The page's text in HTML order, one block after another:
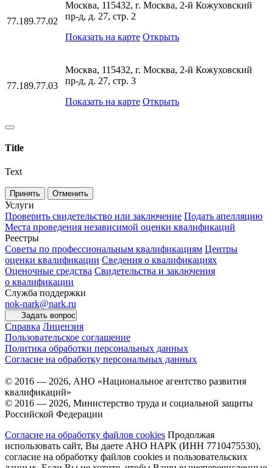
77.189.77.02
Москва, 115432, г. Москва, 2-й Кожуховский
пр-д, д. 27, стр. 2
Показать на карте Открыть
77.189.77.03
Москва, 115432, г. Москва, 2-й Кожуховский
пр-д, д. 27, стр. 3
Показать на карте Открыть
Title
Text
Принять Отменить
Услуги
Проверить свидетельство или заключение Подать апелляцию
Места проведения независимой оценки квалификаций
Реестры
Советы по профессиональным квалификациям Центры
оценки квалификации Сведения о квалификациях
Оценочные средства Свидетельства и заключения
о квалификации
Служба поддержки
nok-nark@nark.ru
Задать вопрос
Справка Лицензия
Пользовательское соглашение
Политика обработки персональных данных
Согласие на обработку персональных данных
© 2016 — 2026, АНО «Национальное агентство развития
квалификаций»
© 2016 — 2026, Министерство труда и социальной защиты
Российской Федерации
Согласие на обработку файлов cookies Продолжая
использовать сайт, Вы даете АНО НАРК (ИНН 7710475530),
согласие на обработку файлов cookies и пользовательских